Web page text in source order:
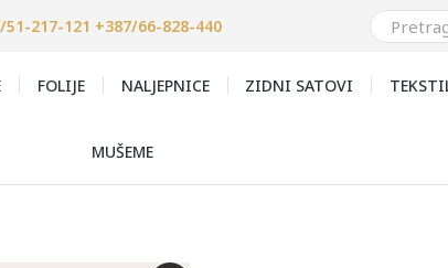
51-217-121 +387/66-828-440
FOLIJE NALJEPNICE ZIDNI SATOVI
MUŠEME